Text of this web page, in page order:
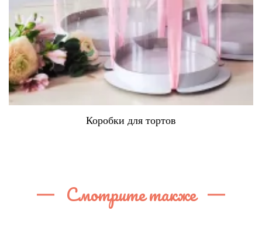
Коробки для тортов
Смотрите также